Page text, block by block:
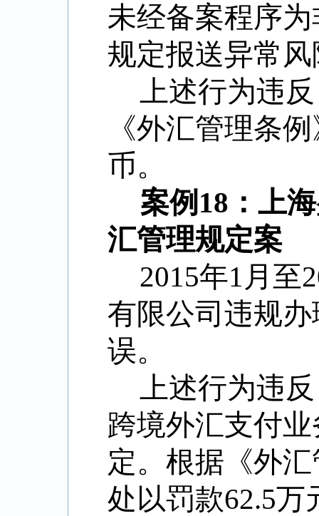
未经备案程序
规定报送异常
上述行为违
《外汇管理条
币。
案例18：上
汇管理规定案
2015年1月至
有限公司违规
误。
上述行为违
跨境外汇支付
定。根据《外
处以罚款62.5万